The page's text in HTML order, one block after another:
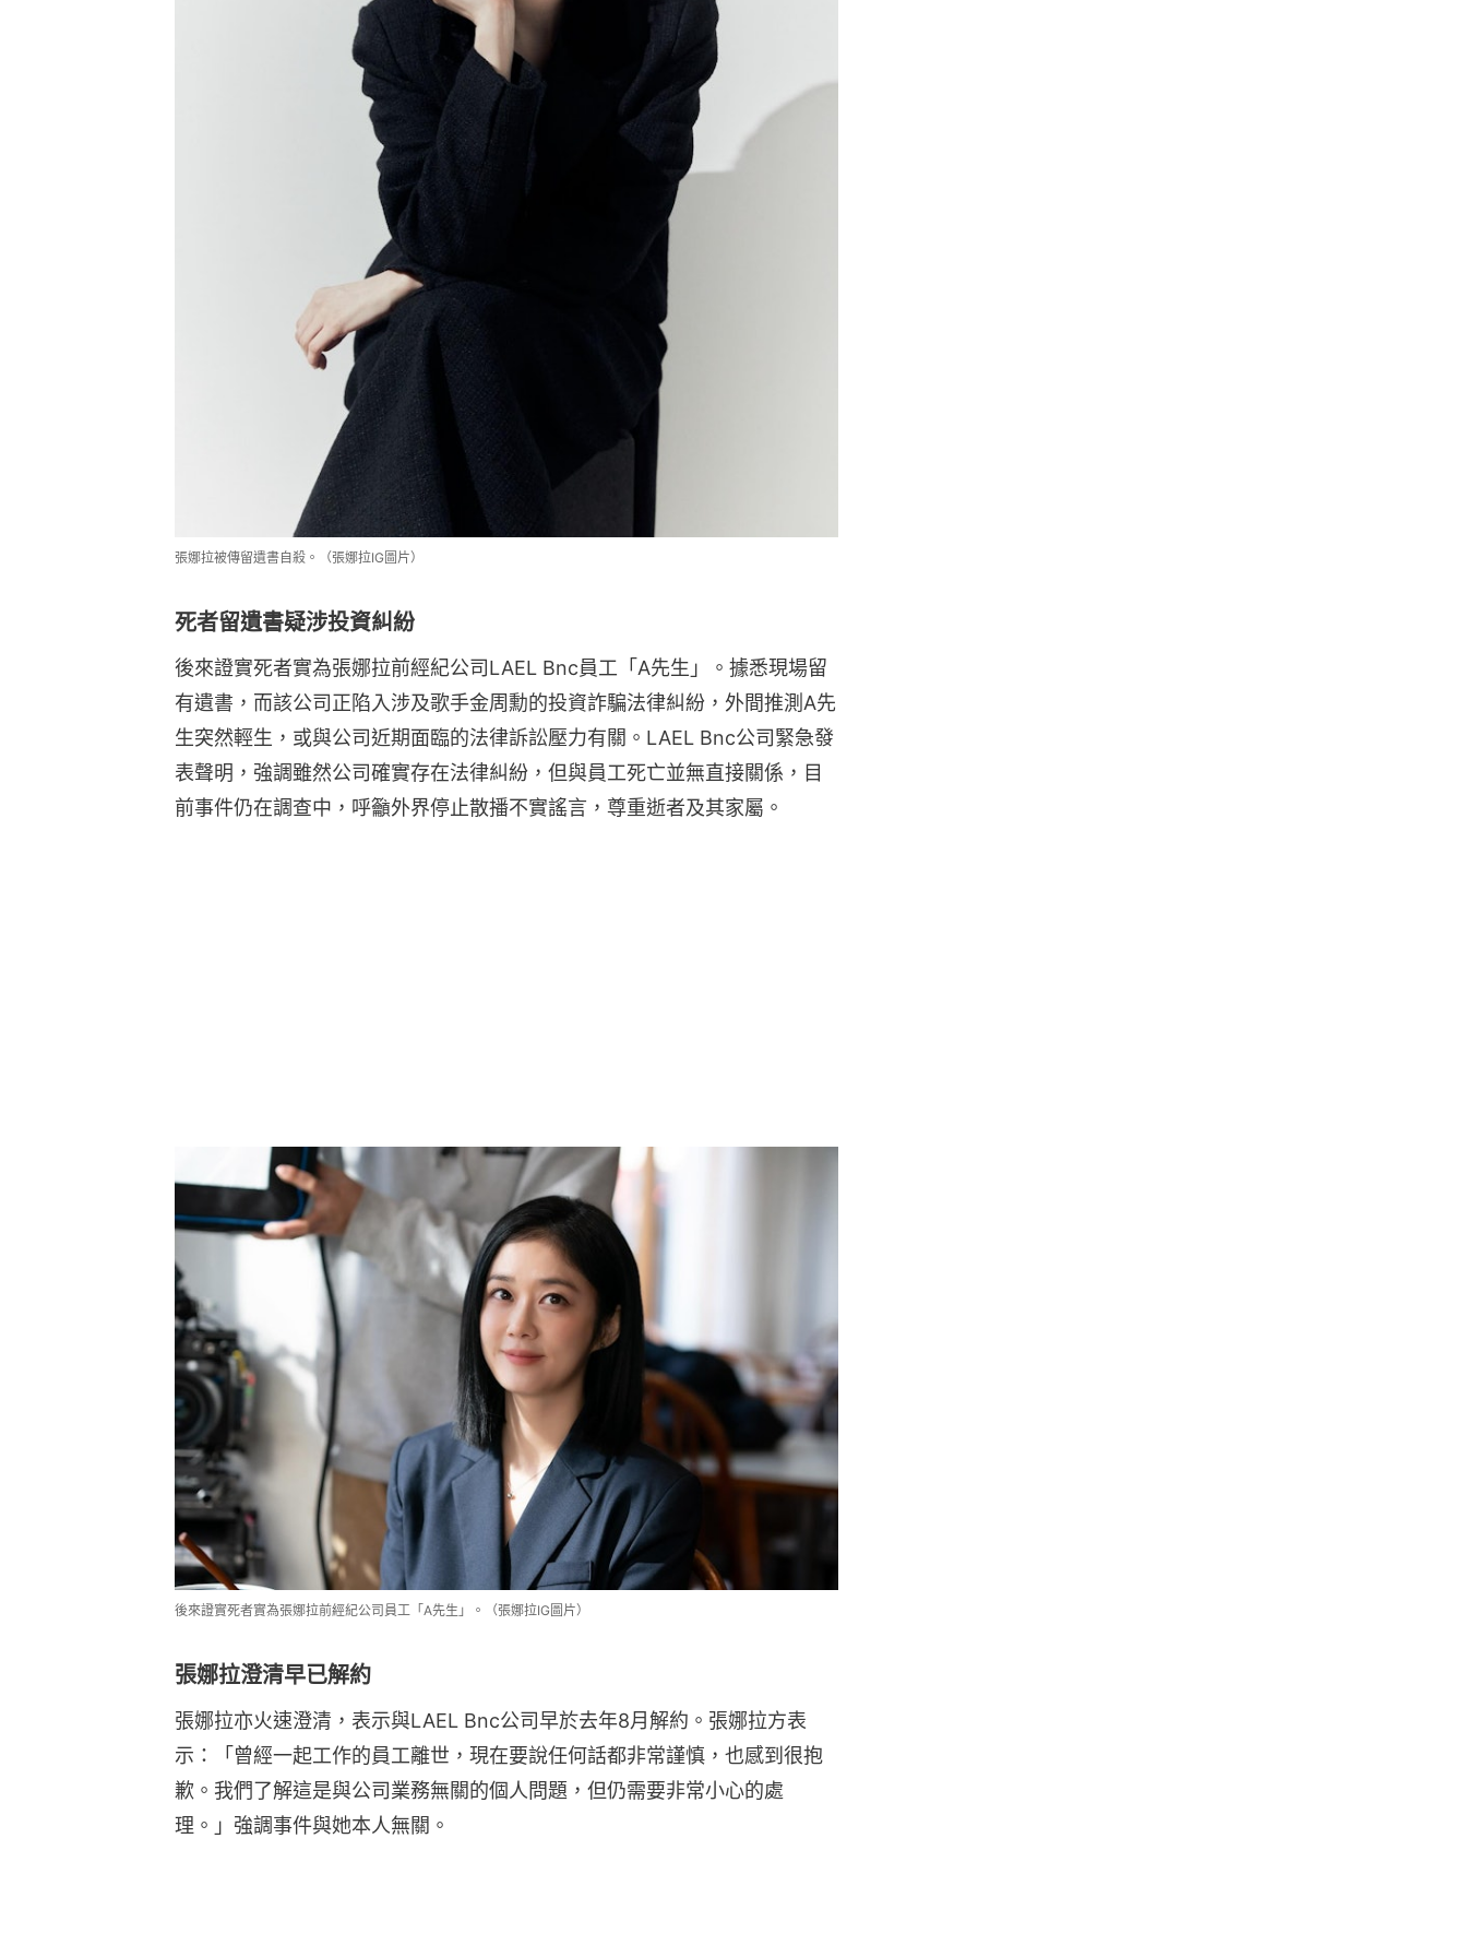
張娜拉被傳留遺書自殺。（張娜拉IG圖片）
死者留遺書疑涉投資糾紛
後來證實死者實為張娜拉前經紀公司LAEL Bnc員工「A先生」。據悉現場留
有遺書，而該公司正陷入涉及歌手金周勳的投資詐騙法律糾紛，外間推測A先
生突然輕生，或與公司近期面臨的法律訴訟壓力有關。LAEL Bnc公司緊急發
表聲明，強調雖然公司確實存在法律糾紛，但與員工死亡並無直接關係，目
前事件仍在調查中，呼籲外界停止散播不實謠言，尊重逝者及其家屬。
後來證實死者實為張娜拉前經紀公司員工「A先生」。（張娜拉IG圖片）
張娜拉澄清早已解約
張娜拉亦火速澄清，表示與LAEL Bnc公司早於去年8月解約。張娜拉方表
示：「曾經一起工作的員工離世，現在要說任何話都非常謹慎，也感到很抱
歉。我們了解這是與公司業務無關的個人問題，但仍需要非常小心的處
理。」強調事件與她本人無關。